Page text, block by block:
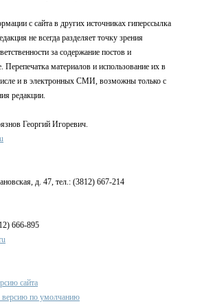
с сайта в других источниках гиперссылка
не всегда разделяет точку зрения
за содержание постов и
Перепечатка материалов и использование их в
и в электронных СМИ, возможны только с
редакции.
Георгий Игоревич.
д. 47, тел.: (3812) 667-214
666-895
сайта
версию по умолчанию